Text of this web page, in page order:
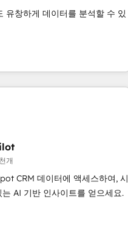
유창하게 데이터를 분석할 수 있
개
CRM 데이터에 액세스하여, 시
AI 기반 인사이트를 얻으세요.